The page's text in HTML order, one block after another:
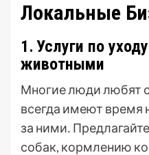
Локальные
1․ Услуги по
животными
Многие люди любят
всегда имеют время
за ними․
собак, кормлению